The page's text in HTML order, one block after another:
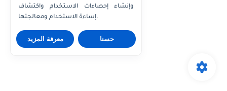
وإنشاء إحصاءات الاستخدام واكتشاف
إساءة الاستخدام ومعالجتها.
معرفة المزيد حسنا